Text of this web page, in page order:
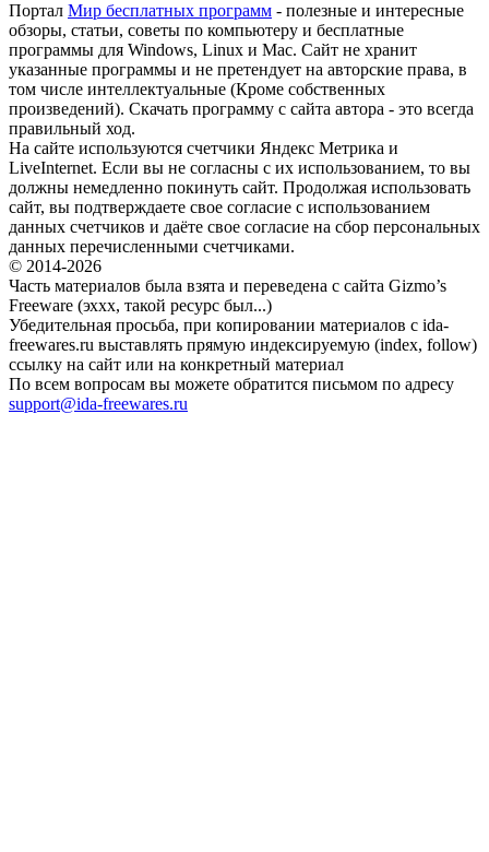
Портал Мир бесплатных программ - полезные и интересные
обзоры, статьи, советы по компьютеру и бесплатные
программы для Windows, Linux и Mac. Сайт не хранит
указанные программы и не претендует на авторские права, в
том числе интеллектуальные (Кроме собственных
произведений). Скачать программу с сайта автора - это всегда
правильный ход.
На сайте используются счетчики Яндекс Метрика и
LiveInternet. Если вы не согласны с их использованием, то вы
должны немедленно покинуть сайт. Продолжая использовать
сайт, вы подтверждаете свое согласие с использованием
данных счетчиков и даёте свое согласие на сбор персональных
данных перечисленными счетчиками.
© 2014-2026
Часть материалов была взята и переведена с сайта Gizmo’s
Freeware (эххх, такой ресурс был...)
Убедительная просьба, при копировании материалов с ida-
freewares.ru выставлять прямую индексируемую (index, follow)
ссылку на сайт или на конкретный материал
По всем вопросам вы можете обратится письмом по адресу
support@ida-freewares.ru